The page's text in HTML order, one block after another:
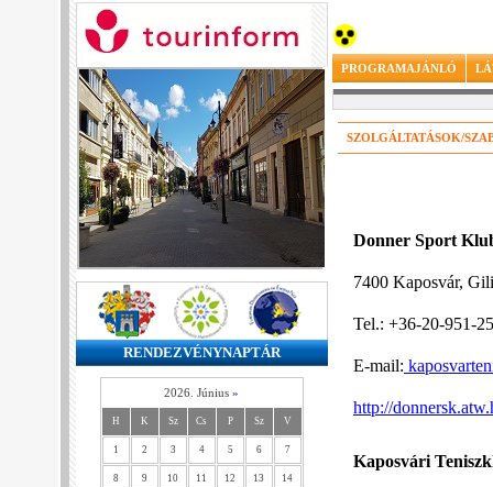
RENDEZVÉNYNAPTÁR
2026. Június »
H K Sz Cs P Sz V
1 2 3 4 5 6 7
8 9 10 11 12 13 14
PROGRAMAJÁNLÓ
SZOLGÁLTATÁSOK/
Donner Sport
7400 Kaposvár,
Tel.: +36-20-951-
E-mail:
http://
Kaposvári